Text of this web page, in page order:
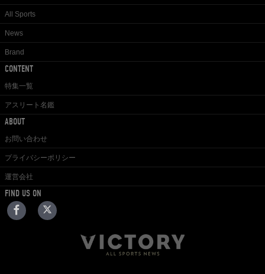
All Sports
News
Brand
CONTENT
特集一覧
アスリート名鑑
ABOUT
お問い合わせ
プライバシーポリシー
運営会社
FIND US ON